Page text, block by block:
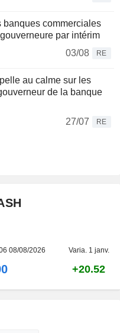
banques commerciales
par intérim
03/08
RE
au calme sur les
de la banque
27/07
RE
08/08/2026 Varia. 1 janv.
+20.52